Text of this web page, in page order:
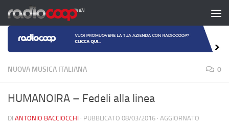
Salta al contenuto
NUOVA MUSICA ITALIANA 0
HUMANOIRA – Fedeli alla linea
DI ANTONIO BACCIOCCHI · PUBBLICATO 08/03/2016 · AGGIORNATO